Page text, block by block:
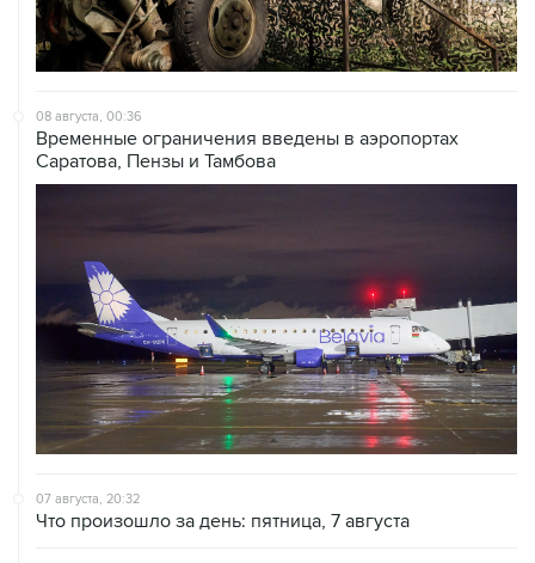
08 августа, 00:36
Временные ограничения введены в аэропортах
Саратова, Пензы и Тамбова
07 августа, 20:32
Что произошло за день: пятница, 7 августа